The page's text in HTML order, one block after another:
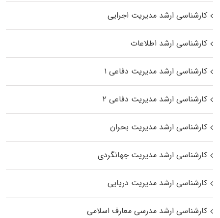
کارشناسی ارشد مدیریت اجرایی
کارشناسی ارشد اطلاعات
کارشناسی ارشد مدیریت دفاعی ۱
کارشناسی ارشد مدیریت دفاعی ۲
کارشناسی ارشد مدیریت بحران
کارشناسی ارشد مدیریت جهانگردی
کارشناسی ارشد مدیریت دریایی
کارشناسی ارشد مدرسی معارف اسلامی